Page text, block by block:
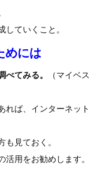
していくこと。
めには
べてみる。
（マイベス
れば、インターネット
見ておく。
用をお勧めします。